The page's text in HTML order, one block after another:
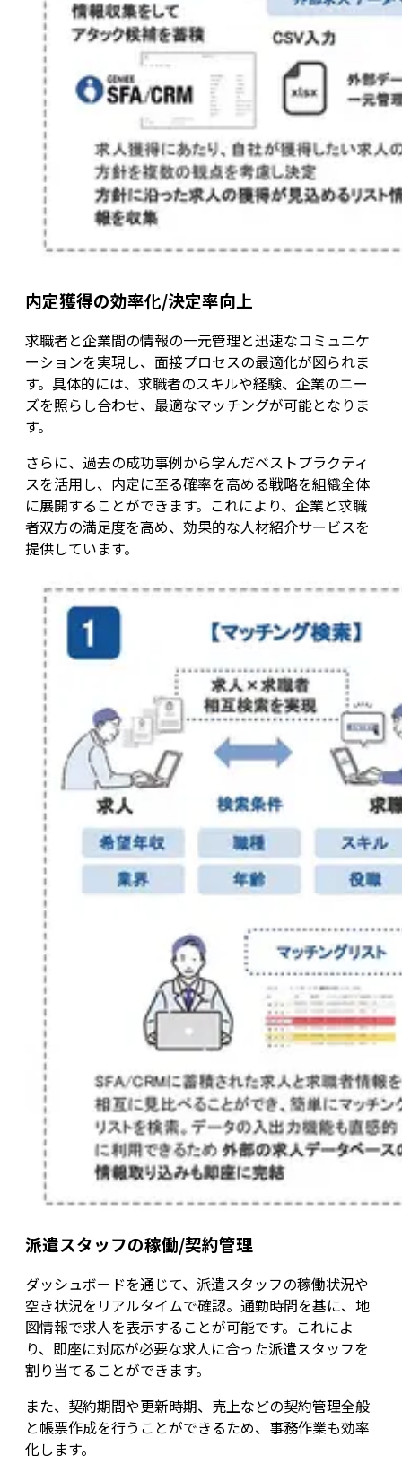
内定獲得の効率化/決定率向上
求職者と企業間の情報の一元管理と迅速なコミュニケ
ーションを実現し、面接プロセスの最適化が図られま
す。具体的には、求職者のスキルや経験、企業のニー
ズを照らし合わせ、最適なマッチングが可能となりま
す。
さらに、過去の成功事例から学んだベストプラクティ
スを活用し、内定に至る確率を高める戦略を組織全体
に展開することができます。これにより、企業と求職
者双方の満足度を高め、効果的な人材紹介サービスを
提供しています。
派遣スタッフの稼働/契約管理
ダッシュボードを通じて、派遣スタッフの稼働状況や
空き状況をリアルタイムで確認。通勤時間を基に、地
図情報で求人を表示することが可能です。これによ
り、即座に対応が必要な求人に合った派遣スタッフを
割り当てることができます。
また、契約期間や更新時期、売上などの契約管理全般
と帳票作成を行うことができるため、事務作業も効率
化します。